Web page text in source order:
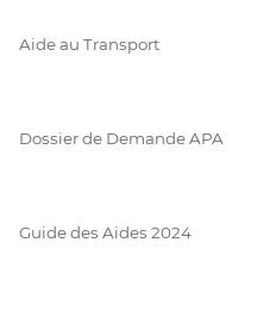
Aide au Transport
Dossier de Demande APA
Guide des Aides 2024